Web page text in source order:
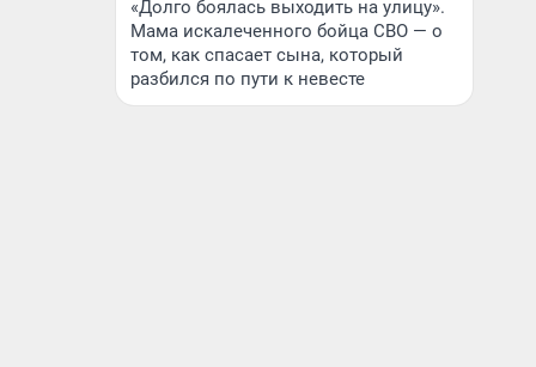
«Долго боялась выходить на улицу».
Мама искалеченного бойца СВО — о
том, как спасает сына, который
разбился по пути к невесте